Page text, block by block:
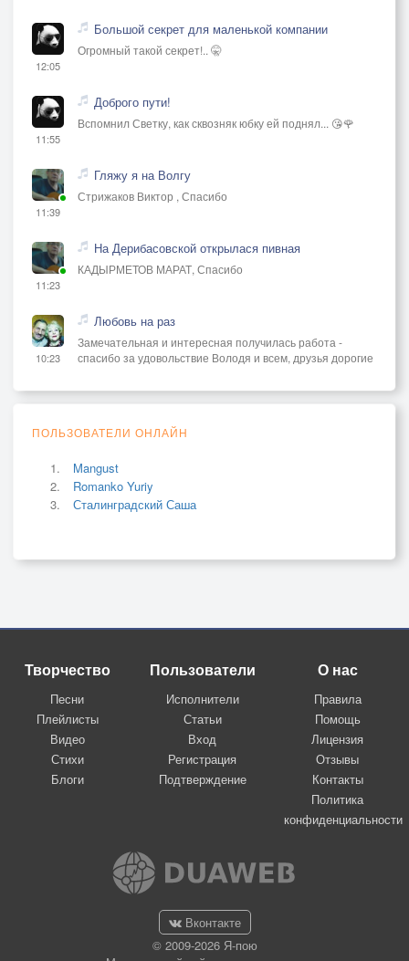
12:05
Большой секрет для маленькой компании
Огромный такой секрет!.. 🤫
11:55
Доброго пути!
Вспомнил Светку, как сквозняк юбку ей поднял... 😘🌹
11:39
Гляжу я на Волгу
Стрижаков Виктор , Спасибо
11:23
На Дерибасовской открылася пивная
КАДЫРМЕТОВ МАРАТ, Спасибо
10:23
Любовь на раз
Замечательная и интересная получилась работа -
спасибо за удовольствие Володя и всем, друзья дорогие
ПОЛЬЗОВАТЕЛИ ОНЛАЙН
Mangust
Romanko Yuriy
Сталинградский Саша
Творчество
Песни
Плейлисты
Видео
Стихи
Блоги
Пользователи
Исполнители
Статьи
Вход
Регистрация
Подтверждение
О нас
Правила
Помощь
Лицензия
Отзывы
Контакты
Политика
конфиденциальности
Вконтакте
© 2009-2026 Я-пою